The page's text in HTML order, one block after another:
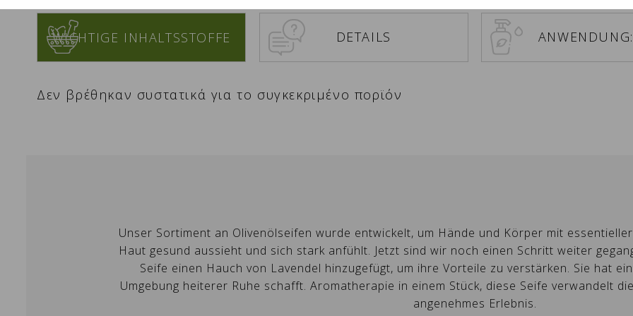
Auf meine Wunschliste
add_circle_outline Erstellen Sie eine neue Favoritenliste
Name der Wunschliste
Sie müssen angemeldet sein, um Produkte in Ihrer
Wunschliste zu speichern.
ABBRECHEN
WICHTIGE INHALTSSTOFFE DETAILS ANWENDUNG:
Δεν βρέθηκαν συστατικά για το συγκεκριμένο πορϊόν
Unser Sortiment an Olivenölseifen wurde entwickelt, um Hände und Körper mit
Haut gesund aussieht und sich stark anfühlt. Jetzt sind wir noch einen Schritt weiter
Seife einen Hauch von Lavendel hinzugefügt, um ihre Vorteile zu verstärken. Sie hat
Umgebung heiterer Ruhe schafft. Aromatherapie in einem Stück, diese Seife verwandelt
angenehmes Erlebnis.